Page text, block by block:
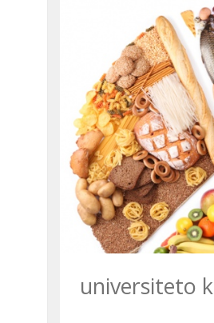
universiteto